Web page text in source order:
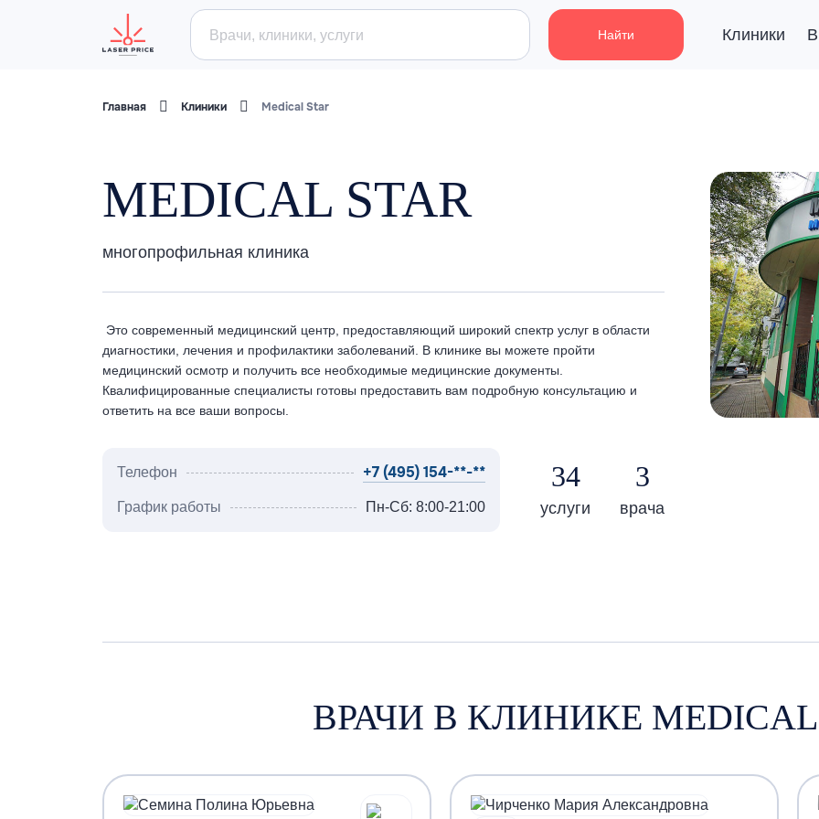
Найти Клиники
Главная Клиники Medical Star
MEDICAL STAR
многопрофильная клиника
Это современный медицинский центр, предоставляющий широкий спектр услуг в области
диагностики, лечения и профилактики заболеваний. В клинике вы можете пройти
медицинский осмотр и получить все необходимые медицинские документы.
Квалифицированные специалисты готовы предоставить вам подробную консультацию и
ответить на все ваши вопросы.
Телефон +7 (495) 154-**-**
График работы Пн-Сб: 8:00-21:00
34
услуги
3
врача
ВРАЧИ В КЛИНИКЕ MEDICAL